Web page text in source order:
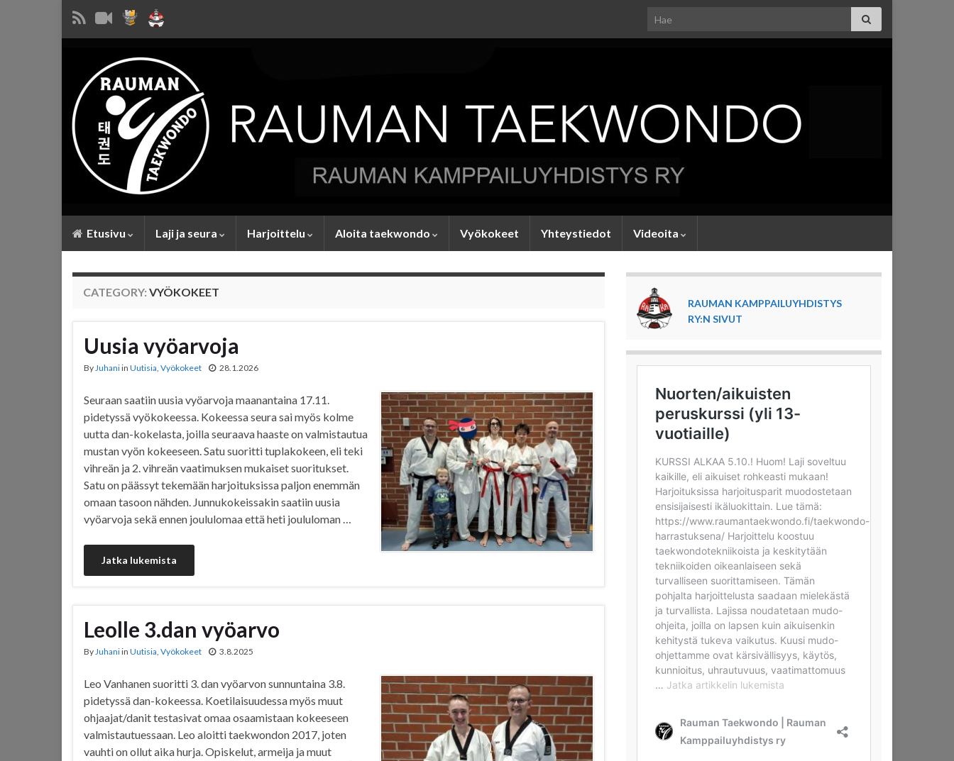
Search for:
Etusivu Laji ja seura Harjoittelu Aloita taekwondo Vyökokeet Yhteystiedot Videoita
CATEGORY: VYÖKOKEET
Uusia vyöarvoja
ByJuhaniin Uutisia, Vyökokeet 28.1.2026
Seuraan saatiin uusia vyöarvoja maanantaina 17.11.
pidetyssä vyökokeessa. Kokeessa seura sai myös kolme
uutta dan-kokelasta, joilla seuraava haaste on valmistautua
mustan vyön kokeeseen. Satu suoritti tuplakokeen, eli teki
vihreän ja 2. vihreän vaatimuksen mukaiset suoritukset.
Satu on päässyt tekemään harjoituksissa paljon enemmän
omaan tasoon nähden. Junnukokeissakin saatiin uusia
vyöarvoja sekä ennen joululomaa että heti joululoman …
Jatka lukemista
Leolle 3.dan vyöarvo
ByJuhaniin Uutisia, Vyökokeet 3.8.2025
Leo Vanhanen suoritti 3. dan vyöarvon sunnuntaina 3.8.
pidetyssä dan-kokeessa. Koetilaisuudessa myös muut
ohjaajat/danit testasivat omaa osaamistaan kokeeseen
valmistautuessaan. Leo aloitti taekwondon 2017, joten
vauhti on ollut aika hurja. Opiskelut, armeija ja muut
RAUMAN KAMPPAILUYHDISTYS
RY:N SIVUT